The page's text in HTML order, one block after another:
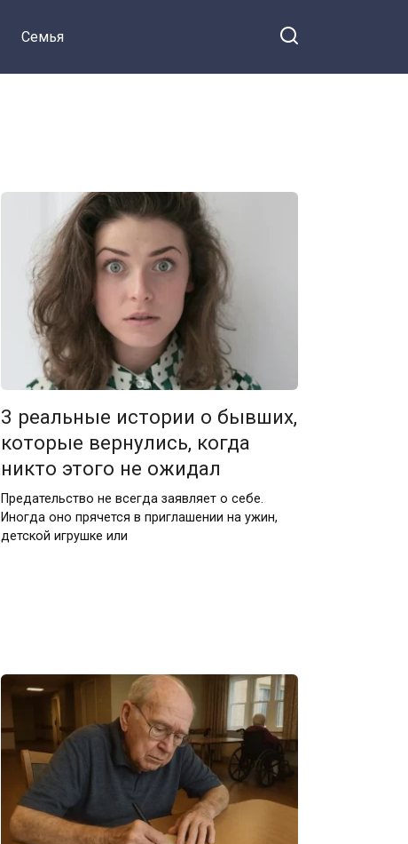
Семья
3 реальные истории о бывших,
которые вернулись, когда
никто этого не ожидал
Предательство не всегда заявляет о себе.
Иногда оно прячется в приглашении на ужин,
детской игрушке или